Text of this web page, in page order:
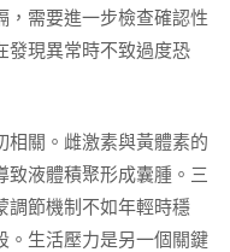
，需要進一步檢查確認性
發現異常時不致過度恐
相關。雌激素與黃體素的
致液體積聚形成囊腫。三
調節機制不如年輕時穩
。生活壓力是另一個關鍵